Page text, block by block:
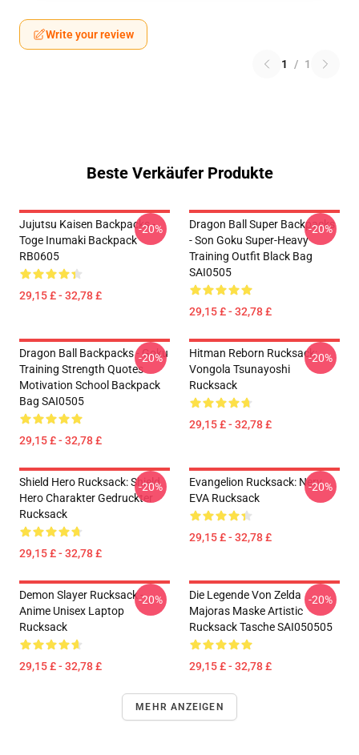
Write your review
1 / 1
Beste Verkäufer Produkte
Jujutsu Kaisen Backpacks -
Toge Inumaki Backpack
RB0605
29,15 £ - 32,78 £
-20%
Dragon Ball Super Backpacks
- Son Goku Super-Heavy
Training Outfit Black Bag
SAI0505
29,15 £ - 32,78 £
-20%
Dragon Ball Backpacks - Goku
Training Strength Quotes
Motivation School Backpack
Bag SAI0505
29,15 £ - 32,78 £
-20%
Hitman Reborn Rucksack:
Vongola Tsunayoshi
Rucksack
29,15 £ - 32,78 £
-20%
Shield Hero Rucksack: Shield
Hero Charakter Gedruckter
Rucksack
29,15 £ - 32,78 £
-20%
Evangelion Rucksack: Nerv
EVA Rucksack
29,15 £ - 32,78 £
-20%
Demon Slayer Rucksack -
Anime Unisex Laptop
Rucksack
29,15 £ - 32,78 £
-20%
Die Legende Von Zelda
Majoras Maske Artistic
Rucksack Tasche SAI050505
29,15 £ - 32,78 £
-20%
MEHR ANZEIGEN